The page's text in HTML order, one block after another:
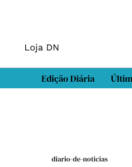
Loja DN
Edição Diária
diario-de-noticias